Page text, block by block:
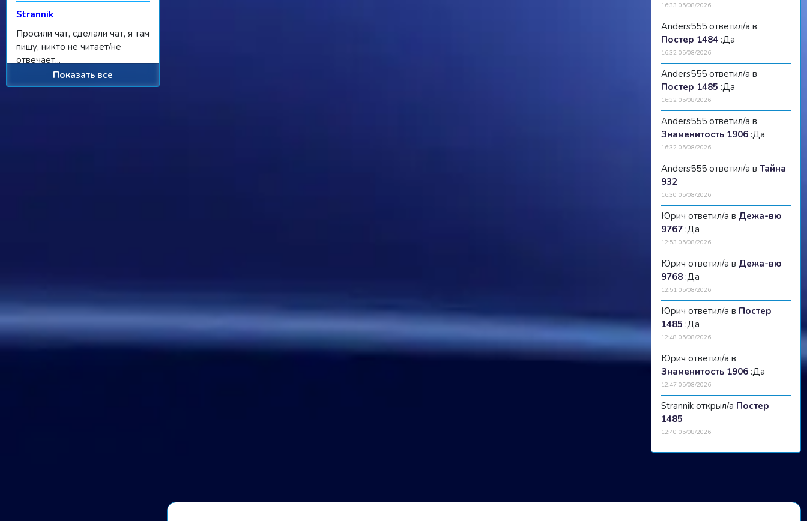
Strannik
Просили чат, сделали чат, я там
пишу, никто не читает/не
отвечает...
11:55 31/07/2026
Ребус 1184
Дежа-вю 9742
Показать все
16:33 05/08/2026
Anders555 ответил/а в
Постер 1484 :Да
16:32 05/08/2026
Anders555 ответил/а в
Постер 1485 :Да
16:32 05/08/2026
Anders555 ответил/а в
Знаменитость 1906 :Да
16:32 05/08/2026
Anders555 ответил/а в Тайна
932
16:30 05/08/2026
Юрич ответил/а в Дежа-вю
9767 :Да
12:53 05/08/2026
Юрич ответил/а в Дежа-вю
9768 :Да
12:51 05/08/2026
Юрич ответил/а в Постер
1485 :Да
12:48 05/08/2026
Юрич ответил/а в
Знаменитость 1906 :Да
12:47 05/08/2026
Strannik открыл/а Постер
1485
12:40 05/08/2026